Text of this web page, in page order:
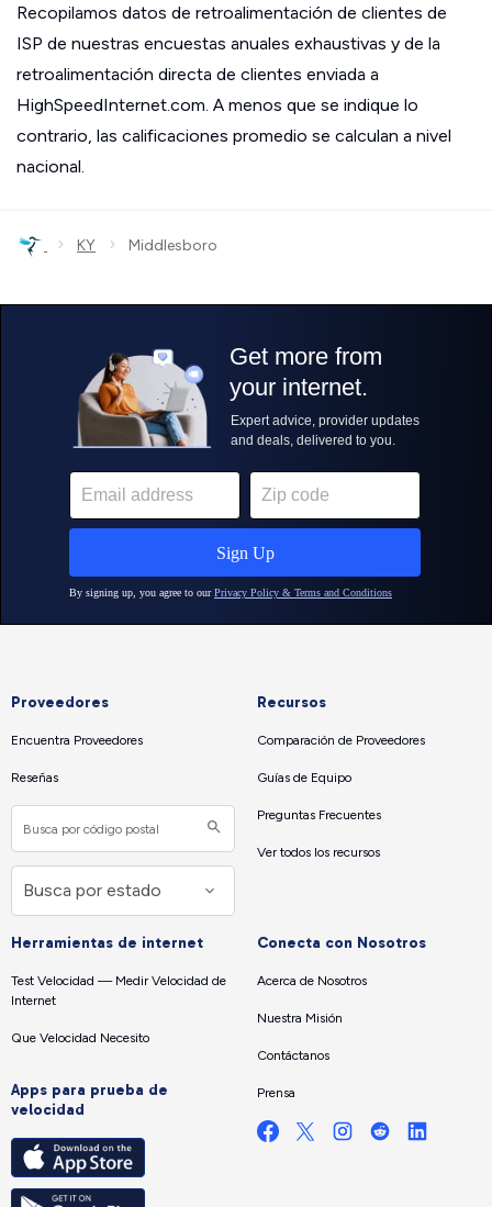
Recopilamos datos de retroalimentación de clientes de
ISP de nuestras encuestas anuales exhaustivas y de la
retroalimentación directa de clientes enviada a
HighSpeedInternet.com. A menos que se indique lo
contrario, las calificaciones promedio se calculan a nivel
nacional.
› KY › Middlesboro
Proveedores
Encuentra Proveedores
Reseñas
Recursos
Comparación de Proveedores
Guías de Equipo
Preguntas Frecuentes
Ver todos los recursos
Herramientas de internet
Test Velocidad — Medir Velocidad de
Internet
Que Velocidad Necesito
Apps para prueba de
velocidad
Conecta con Nosotros
Acerca de Nosotros
Nuestra Misión
Contáctanos
Prensa